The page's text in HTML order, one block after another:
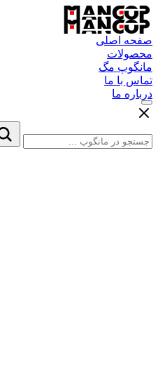
صفحه اصلی
محصولات
مانگوپ مگ
تماس با ما
درباره ما